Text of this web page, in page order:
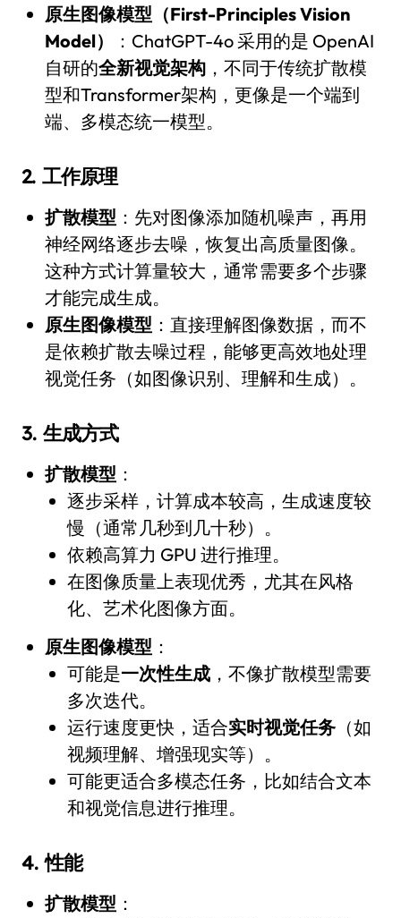
原生图像模型（First-Principles Vision
Model）
：ChatGPT-4o 采用的是 OpenAI
自研的全新视觉架构，不同于传统扩散模
型和Transformer架构，更像是一个端到
端、多模态统一模型。
2. 工作原理
扩散模型 ：先对图像添加随机噪声，再用
神经网络逐步去噪，恢复出高质量图像。
这种方式计算量较大，通常需要多个步骤
才能完成生成。
原生图像模型 ：直接理解图像数据，而不
是依赖扩散去噪过程，能够更高效地处理
视觉任务（如图像识别、理解和生成）。
3. 生成方式
扩散模型 ：
逐步采样，计算成本较高，生成速度较
慢（通常几秒到几十秒）。
依赖高算力 GPU 进行推理。
在图像质量上表现优秀，尤其在风格
化、艺术化图像方面。
原生图像模型 ：
可能是一次性生成 ，不像扩散模型需要
多次迭代。
运行速度更快，适合实时视觉任务 （如
视频理解、增强现实等）。
可能更适合多模态任务，比如结合文本
和视觉信息进行推理。
4.性能
扩散模型 ：